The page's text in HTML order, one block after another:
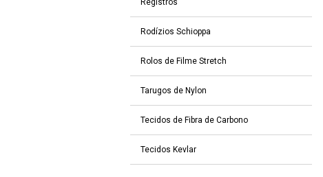
Registros
Rodízios Schioppa
Rolos de Filme Stretch
Tarugos de Nylon
Tecidos de Fibra de Carbono
Tecidos Kevlar